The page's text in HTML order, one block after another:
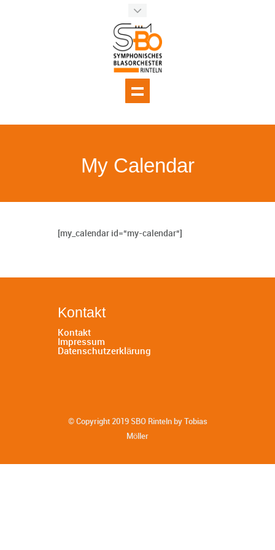
My Calendar
[my_calendar id=“my-calendar“]
Kontakt
Kontakt
Impressum
Datenschutzerklärung
© Copyright 2019 SBO Rinteln by Tobias
Möller